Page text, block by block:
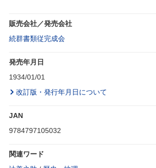
販売会社／発売会社
続群書類従完成会
発売年月日
1934/01/01
改訂版・発行年月日について
JAN
9784797105032
関連ワード